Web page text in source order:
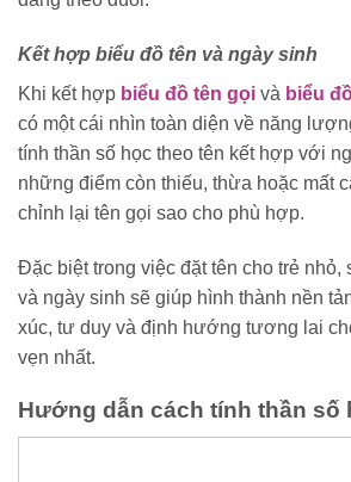
Kết hợp biểu đồ tên và ngày sinh
Khi kết hợp biểu đồ tên gọi và biểu
có một cái nhìn toàn diện về năng
tính thần số học theo tên kết hợp với
những điểm còn thiếu, thừa hoặc mất
chỉnh lại tên gọi sao cho phù hợp.
Đặc biệt trong việc đặt tên cho trẻ nhỏ,
và ngày sinh sẽ giúp hình thành nền
xúc, tư duy và định hướng tương lai
vẹn nhất.
Hướng dẫn cách tính thần số